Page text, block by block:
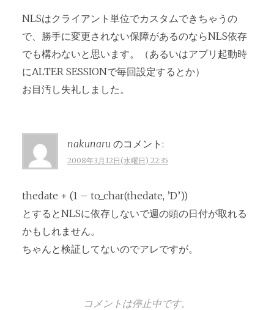
NLSはクライアント単位でカスタムできちゃうの
で、勝手に変更されない保障があるのならNLS依存
でも構わないと思います。（あるいはアプリ起動時
にALTER SESSIONで毎回設定するとか）
お目汚し失礼しました。
nakunaru のコメント:
2008年3月12日(水曜日) 22:35
thedate + (1 – to_char(thedate, ’D’))
とするとNLSに依存しないで週の頭の日付が取れる
かもしれません。
ちゃんと検証してないのでアレですが。
コメントは停止中です。